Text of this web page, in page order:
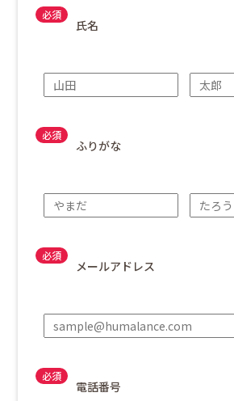
氏名
ふりがな
メールアドレス
電話番号